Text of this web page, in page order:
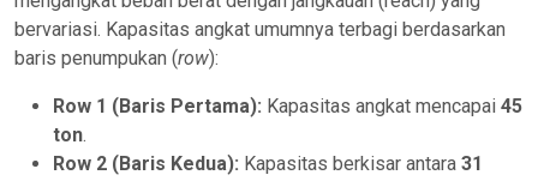
bervariasi. Kapasitas angkat umumnya terbagi berdasarkan
baris penumpukan (row):
Row 1 (Baris Pertama): Kapasitas angkat mencapai 45
ton.
Row 2 (Baris Kedua): Kapasitas berkisar antara 31